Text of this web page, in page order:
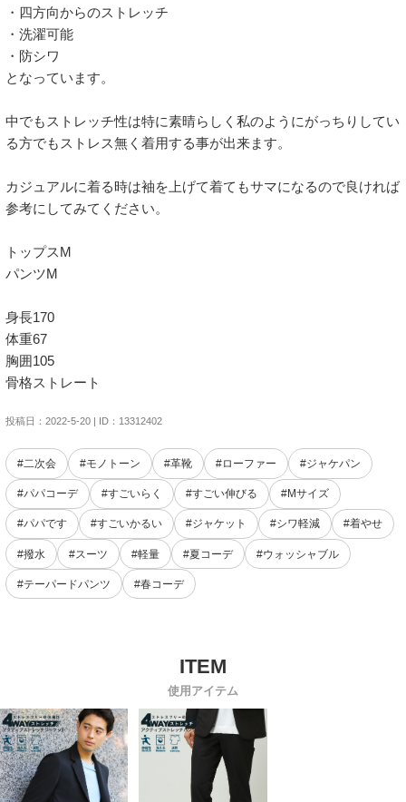
・四方向からのストレッチ
・洗濯可能
・防シワ
となっています。
中でもストレッチ性は特に素晴らしく私のようにがっちりしてい
る方でもストレス無く着用する事が出来ます。
カジュアルに着る時は袖を上げて着てもサマになるので良ければ
参考にしてみてください。
トップスM
パンツM
身長170
体重67
胸囲105
骨格ストレート
投稿日：2022-5-20 | ID：13312402
#二次会 #モノトーン #革靴 #ローファー #ジャケパン
#パパコーデ #すごいらく #すごい伸びる #Mサイズ
#パパです #すごいかるい #ジャケット #シワ軽減 #着やせ
#撥水 #スーツ #軽量 #夏コーデ #ウォッシャブル
#テーパードパンツ #春コーデ
使用アイテム